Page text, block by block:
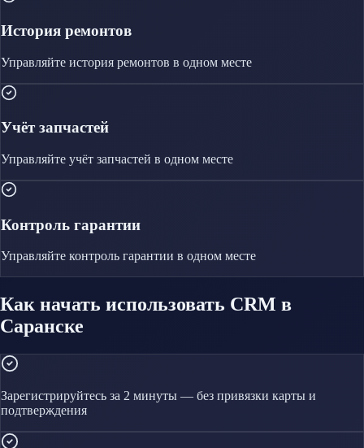
История ремонтов
Управляйте история ремонтов в одном месте
Учёт запчастей
Управляйте учёт запчастей в одном месте
Контроль гарантии
Управляйте контроль гарантии в одном месте
Как начать использовать CRM в
Саранске
Зарегистрируйтесь за 2 минуты — без привязки карты и
подтверждения